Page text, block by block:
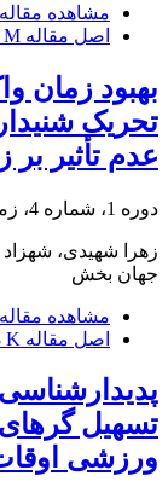
مشاهده مقاله
اصل مقاله M
بهبود زمان
تحریک
عدم تأثیر
دوره 1، شماره 4، زمستان 1404، صفحه
زهرا شهیدی،
جهان بخش
مشاهده مقاله
اصل مقاله K
تسهیل
ورزشی